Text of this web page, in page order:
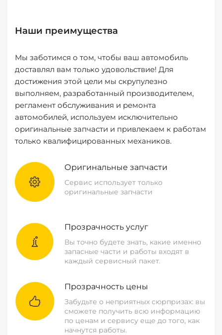
Наши преимущества
Мы заботимся о том, чтобы ваш автомобиль
доставлял вам только удовольствие! Для
достижения этой цели мы скрупулезно
выполняем, разработанный производителем,
регламент обслуживания и ремонта
автомобилей, используем исключительно
оригинальные запчасти и привлекаем к работам
только квалифицированных механиков.
Оригинальные запчасти
Сервис использует только
оригинальные запчасти
Прозрачность услуг
Вы точно будете знать, какие именно
запасные части и работы входят в
каждый сервисный пакет.
Прозрачность цены
Забудьте о неприятных сюрпризах: вы
сможете получить всю информацию
по ценам и сервису еще до того, как
начнутся работы.